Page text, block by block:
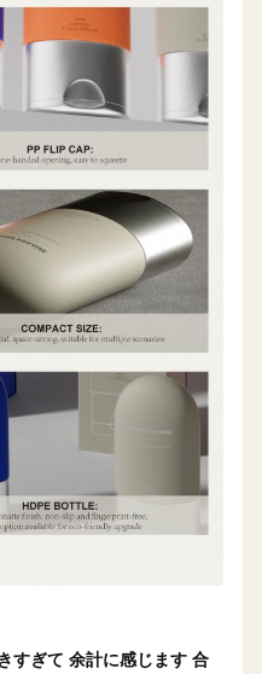
すぎて 余計に感じます 合